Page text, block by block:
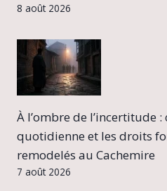
8 août 2026
À l’ombre de l’incertitude
quotidienne et les droits
remodelés au Cachemire
7 août 2026